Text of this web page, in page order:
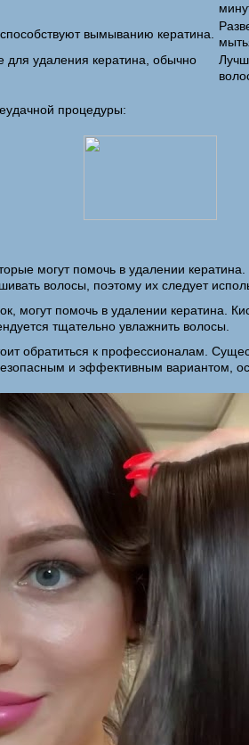
вымыванию кератина.
для удаления кератина, обычно
процедуры:
могут помочь в удалении
волосы, поэтому их следует
могут помочь в удалении кератина.
тщательно увлажнить волосы.
обратиться к профессионалам.
и эффективным вариантом,